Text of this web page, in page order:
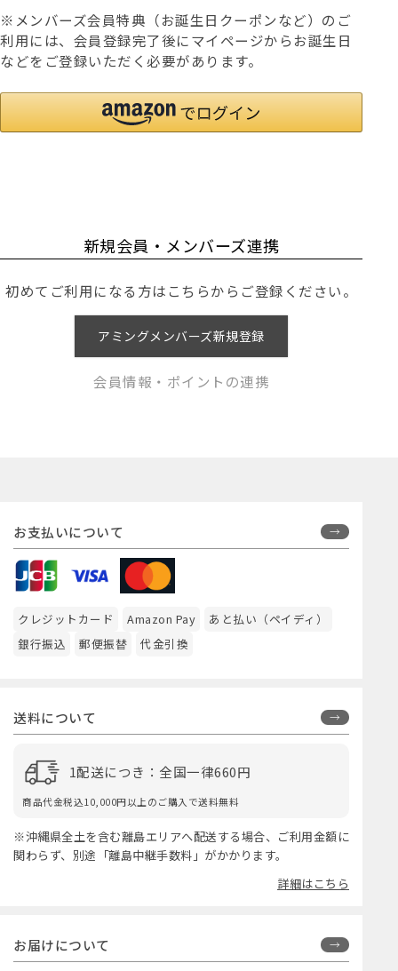
※メンバーズ会員特典（お誕生日クーポンなど）のご
利用には、会員登録完了後にマイページからお誕生日
などをご登録いただく必要があります。
新規会員・メンバーズ連携
初めてご利用になる方はこちらからご登録ください。
アミングメンバーズ新規登録
会員情報・ポイントの連携
お支払いについて
クレジットカード Amazon Pay
あと払い（ペイディ）
銀行振込
郵便振替 代金引換
送料について
1配送につき：全国一律660円
商品代金税込10,000円以上のご購入で送料無料
※沖縄県全土を含む離島エリアへ配送する場合、ご利用金額に
関わらず、別途「離島中継手数料」がかかります。
詳細はこちら
お届けについて